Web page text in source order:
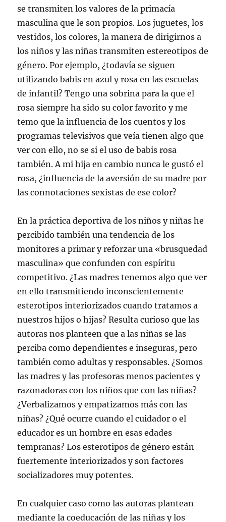
se transmiten los valores de la primacía
masculina que le son propios. Los juguetes, los
vestidos, los colores, la manera de dirigirnos a
los niños y las niñas transmiten estereotipos de
género. Por ejemplo, ¿todavía se siguen
utilizando babis en azul y rosa en las escuelas
de infantil? Tengo una sobrina para la que el
rosa siempre ha sido su color favorito y me
temo que la influencia de los cuentos y los
programas televisivos que veía tienen algo que
ver con ello, no se si el uso de babis rosa
también. A mi hija en cambio nunca le gustó el
rosa, ¿influencia de la aversión de su madre por
las connotaciones sexistas de ese color?
En la práctica deportiva de los niños y niñas he
percibido también una tendencia de los
monitores a primar y reforzar una «brusquedad
masculina» que confunden con espíritu
competitivo. ¿Las madres tenemos algo que ver
en ello transmitiendo inconscientemente
esterotipos interiorizados cuando tratamos a
nuestros hijos o hijas? Resulta curioso que las
autoras nos planteen que a las niñas se las
perciba como dependientes e inseguras, pero
también como adultas y responsables. ¿Somos
las madres y las profesoras menos pacientes y
razonadoras con los niños que con las niñas?
¿Verbalizamos y empatizamos más con las
niñas? ¿Qué ocurre cuando el cuidador o el
educador es un hombre en esas edades
tempranas? Los esterotipos de género están
fuertemente interiorizados y son factores
socializadores muy potentes.
En cualquier caso como las autoras plantean
mediante la coeducación de las niñas y los